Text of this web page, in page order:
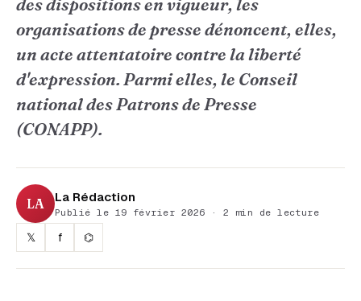
des dispositions en vigueur, les
organisations de presse dénoncent, elles,
un acte attentatoire contre la liberté
d'expression. Parmi elles, le Conseil
national des Patrons de Presse
(CONAPP).
LA La Rédaction
Publié le 19 février 2026 · 2 min de lecture
𝕏 f ⌬